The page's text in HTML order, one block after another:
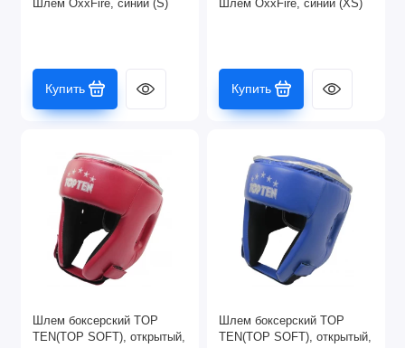
Шлем OxxFire, синий (S)
Купить
Шлем OxxFire, синий (XS)
Купить
Шлем боксерский TOP
TEN(TOP SOFT), открытый,
Шлем боксерский TOP
TEN(TOP SOFT), открытый,